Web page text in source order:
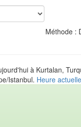
Méthode :
à Kurtalan,
Istanbul. Heure